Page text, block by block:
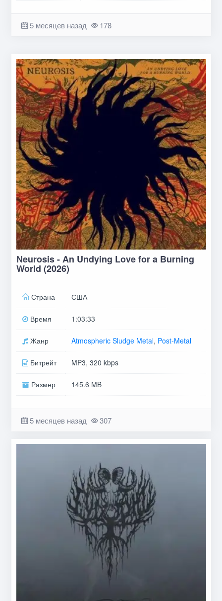
5 месяцев назад 178
Neurosis - An Undying Love for a Burning
World (2026)
Страна США
Время 1:03:33
Жанр Atmospheric Sludge Metal, Post-Metal
Битрейт MP3, 320 kbps
Размер 145.6 MB
5 месяцев назад 307